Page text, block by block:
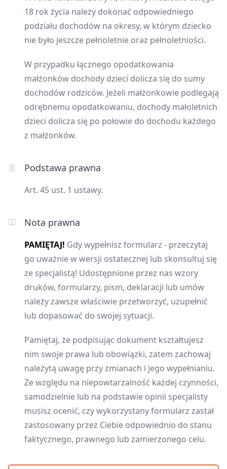
18 rok życia należy dokonać odpowiedniego
podziału dochodów na okresy, w którym dziecko
nie było jeszcze pełnoletnie oraz pełnoletniości.
W przypadku łącznego opodatkowania
małżonków dochody dzieci dolicza się do sumy
dochodów rodziców. Jeżeli małżonkowie podlegają
odrębnemu opodatkowaniu, dochody małoletnich
dzieci dolicza się po połowie do dochodu każdego
z małżonków.
Podstawa prawna
Art. 45 ust. 1 ustawy.
Nota prawna
PAMIĘTAJ! Gdy wypełnisz formularz - przeczytaj
go uważnie w wersji ostatecznej lub skonsultuj się
ze specjalistą! Udostępnione przez nas wzory
druków, formularzy, pism, deklaracji lub umów
należy zawsze właściwie przetworzyć, uzupełnić
lub dopasować do swojej sytuacji.
Pamiętaj, że podpisując dokument kształtujesz
nim swoje prawa lub obowiązki, zatem zachowaj
należytą uwagę przy zmianach i jego wypełnianiu.
Ze względu na niepowtarzalność każdej czynności,
samodzielnie lub na podstawie opinii specjalisty
musisz ocenić, czy wykorzystany formularz zastał
zastosowany przez Ciebie odpowiednio do stanu
faktycznego, prawnego lub zamierzonego celu.